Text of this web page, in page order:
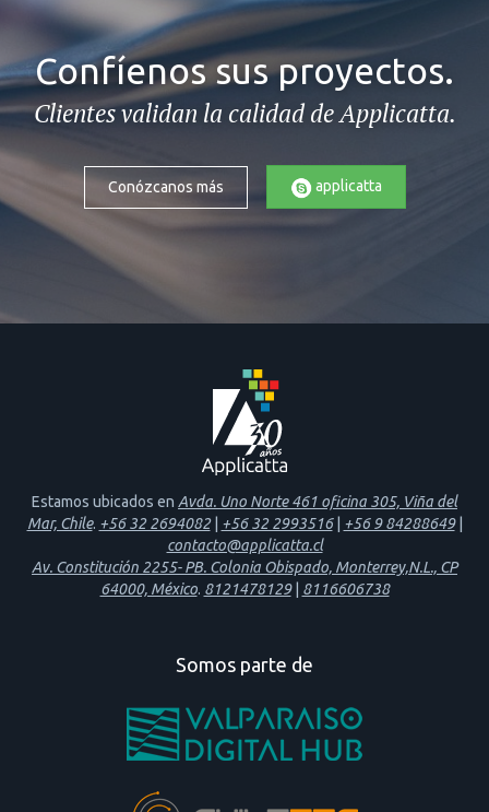
Confíenos sus proyectos.
Clientes validan la calidad de Applicatta.
Conózcanos más applicatta
Estamos ubicados en Avda. Uno Norte 461 oficina 305, Viña del
Mar, Chile. +56 32 2694082| +56 32 2993516| +56 9 84288649|
contacto@applicatta.cl
Av. Constitución 2255- PB. Colonia Obispado, Monterrey,N.L., CP
64000, México. 8121478129| 8116606738
Somos parte de